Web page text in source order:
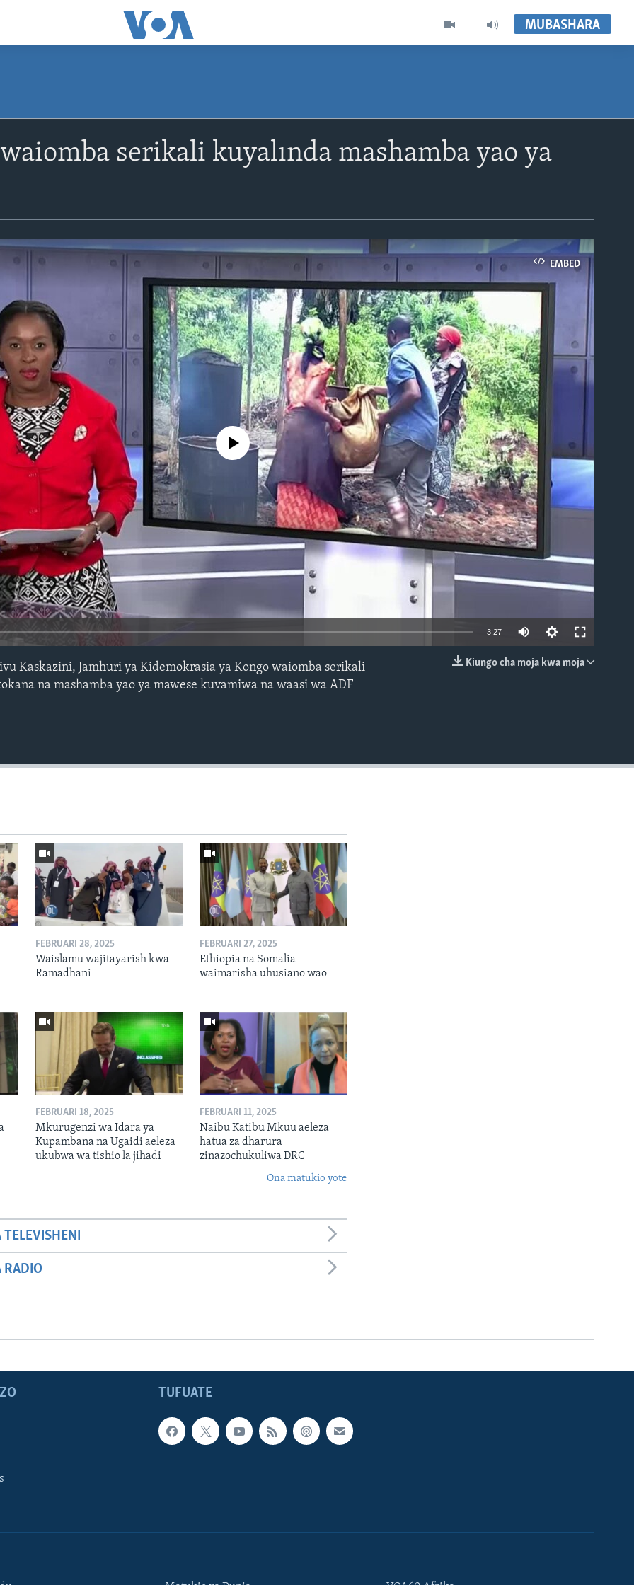
MUBASHARA
serikali kuyalında mashamba yao ya
EMBED
EMBED
No media source currently available
3:27
Kiungo cha moja kwa moja
Kaskazini, Jamhuri ya Kidemokrasia ya Kongo waiomba serikali
na mashamba yao ya mawese kuvamiwa na waasi wa ADF
FEBRUARI 28, 2025
Waislamu wajitayarish kwa
Ramadhani
FEBRUARI 27, 2025
Ethiopia na Somalia
waimarisha uhusiano wao
FEBRUARI 18, 2025
Mkurugenzi wa Idara ya
Kupambana na Ugaidi aeleza
ukubwa wa tishio la jihadi
FEBRUARI 11, 2025
Naibu Katibu Mkuu aeleza
hatua za dharura
zinazochukuliwa DRC
Ona matukio yote
RADIO
TUFUATE